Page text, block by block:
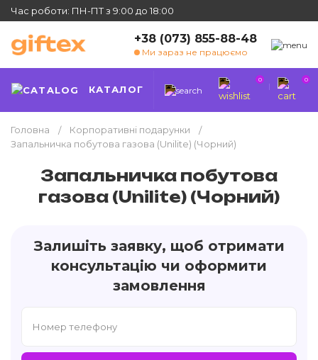
Час роботи: ПН-ПТ з 9:00 до 18:00
+38 (073) 855-88-48
Ми зараз не працюємо
КАТАЛОГ
0 0
Головна
Корпоративні подарунки
Запальничка побутова газова (Unilite) (Чорний)
Запальничка побутова
газова (Unilite) (Чорний)
Залишіть заявку, щоб отримати
консультацію чи оформити
замовлення